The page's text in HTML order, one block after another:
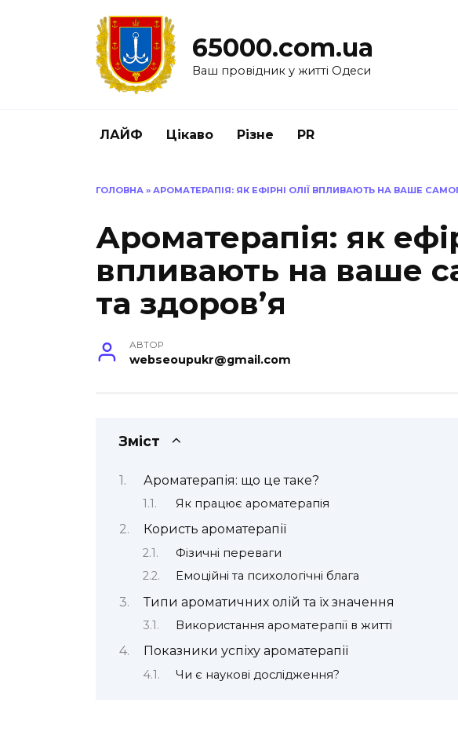
65000.com.ua
Ваш провідник у житті Одеси
ЛАЙФ Цікаво Різне PR
ГОЛОВНА » АРОМАТЕРАПІЯ: ЯК ЕФІРНІ ОЛІЇ ВПЛИВАЮТЬ НА ВАШЕ
Ароматерапія: як
впливають на ваше
та здоров’я
АВТОР
webseoupukr@gmail.com
Зміст
Ароматерапія: що це таке?
Як працює ароматерапія
Користь ароматерапії
Фізичні переваги
Емоційні та психологічні блага
Типи ароматичних олій та їх значення
Використання ароматерапії в житті
Показники успіху ароматерапії
Чи є наукові дослідження?